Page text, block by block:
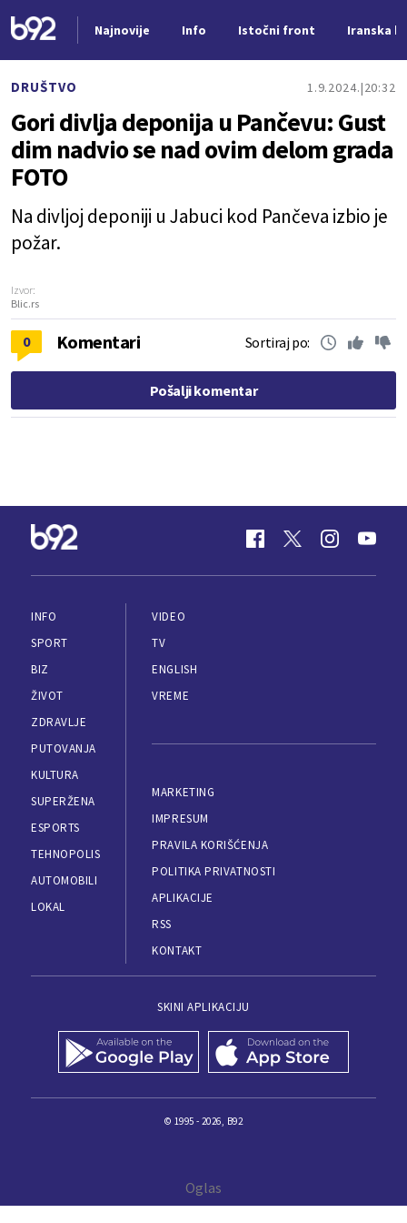
Najnovije Info Istočni front Iranska
DRUŠTVO 1.9.2024. 20:32
Gori divlja deponija u Pančevu: Gust
dim nadvio se nad ovim delom grada
FOTO
Na divljoj deponiji u Jabuci kod Pančeva izbio je
požar.
Izvor:
Blic.rs
0 Komentari Sortiraj po:
Pošalji komentar
INFO
SPORT
BIZ
ŽIVOT
ZDRAVLJE
PUTOVANJA
KULTURA
SUPERŽENA
ESPORTS
TEHNOPOLIS
AUTOMOBILI
LOKAL
VIDEO
TV
ENGLISH
VREME
MARKETING
IMPRESUM
PRAVILA KORIŠĆENJA
POLITIKA PRIVATNOSTI
APLIKACIJE
RSS
KONTAKT
SKINI APLIKACIJU
© 1995 - 2026, B92